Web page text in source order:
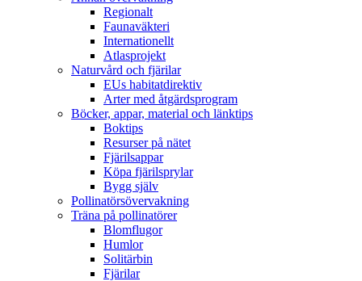
Regionalt
Faunaväkteri
Internationellt
Atlasprojekt
Naturvård och fjärilar
EUs habitatdirektiv
Arter med åtgärdsprogram
Böcker, appar, material och länktips
Boktips
Resurser på nätet
Fjärilsappar
Köpa fjärilsprylar
Bygg själv
Pollinatörsövervakning
Träna på pollinatörer
Blomflugor
Humlor
Solitärbin
Fjärilar